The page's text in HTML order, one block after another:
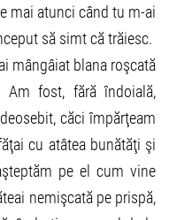
mai atunci când tu m-ai
să simt că trăiesc.
mângâiat blana roşcată
fost, fără îndoială,
căci împărţeam
cu atâtea bunătăţi şi
pe el cum vine
nemişcată pe prispă,